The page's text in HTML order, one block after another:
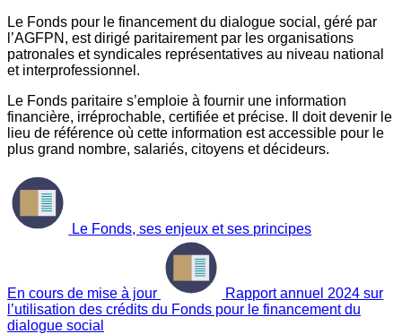
Le Fonds pour le financement du dialogue social, géré par
l’AGFPN, est dirigé paritairement par les organisations
patronales et syndicales représentatives au niveau national
et interprofessionnel.
Le Fonds paritaire s’emploie à fournir une information
financière, irréprochable, certifiée et précise. Il doit devenir le
lieu de référence où cette information est accessible pour le
plus grand nombre, salariés, citoyens et décideurs.
Le Fonds, ses enjeux et ses principes
En cours de mise à jour
Rapport annuel 2024 sur
l’utilisation des crédits du Fonds pour le financement du
dialogue social